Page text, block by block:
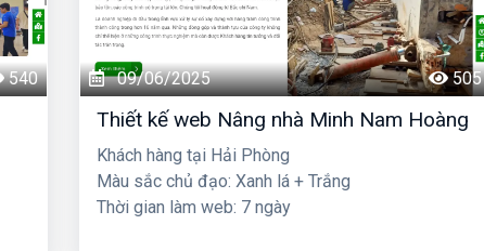
540 09/06/2025 505
Thiết kế web Nâng nhà Minh Nam Hoàng
Khách hàng tại Hải Phòng
Màu sắc chủ đạo: Xanh lá + Trắng
Thời gian làm web: 7 ngày